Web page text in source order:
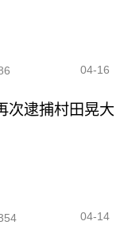
04-16
次逮捕村田晃大
04-14